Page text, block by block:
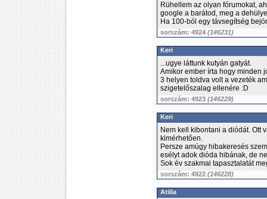
Rühellem az olyan fórumokat,
google a barátod, meg a
Ha 100-ból egy távsegítség
sorszám: 4924 (146231)
Keri
...ugye láttunk kutyán gatyát.
Amikor ember írta hogy minden
3 helyen toldva volt a vezeték
szigetelőszalag ellenére :D
sorszám: 4923 (146229)
Keri
Nem kell kibontani a diódát. Ott
kimérhetően.
Persze amúgy hibakeresés
esélyt adok dióda hibának, de
Sok év szakmai tapasztalatát
sorszám: 4922 (146228)
Atilla